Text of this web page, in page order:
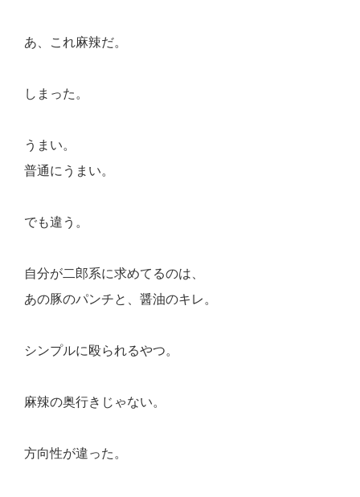
あ、これ麻辣だ。
しまった。
うまい。
普通にうまい。
でも違う。
自分が二郎系に求めてるのは、
あの豚のパンチと、醤油のキレ。
シンプルに殴られるやつ。
麻辣の奥行きじゃない。
方向性が違った。